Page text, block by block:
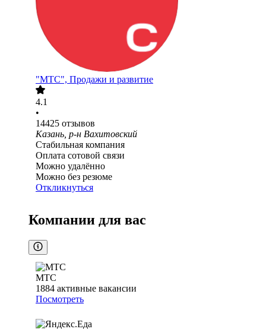
"МТС", Продажи и развитие
4.1
•
14425 отзывов
Казань, р-н Вахитовский
Стабильная компания
Оплата сотовой связи
Можно удалённо
Можно без резюме
Откликнуться
Компании для вас
МТС
1884 активные вакансии
Посмотреть